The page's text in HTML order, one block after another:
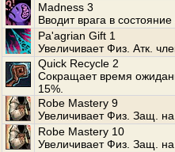
Madness 3
Вводит врага в
Pa'agrian Gift 1
Увеличивает Физ. Атк.
Quick Recycle 2
Сокращает время
15%.
Robe Mastery 9
Увеличивает Физ. Защ.
Robe Mastery 10
Увеличивает Физ. Защ.